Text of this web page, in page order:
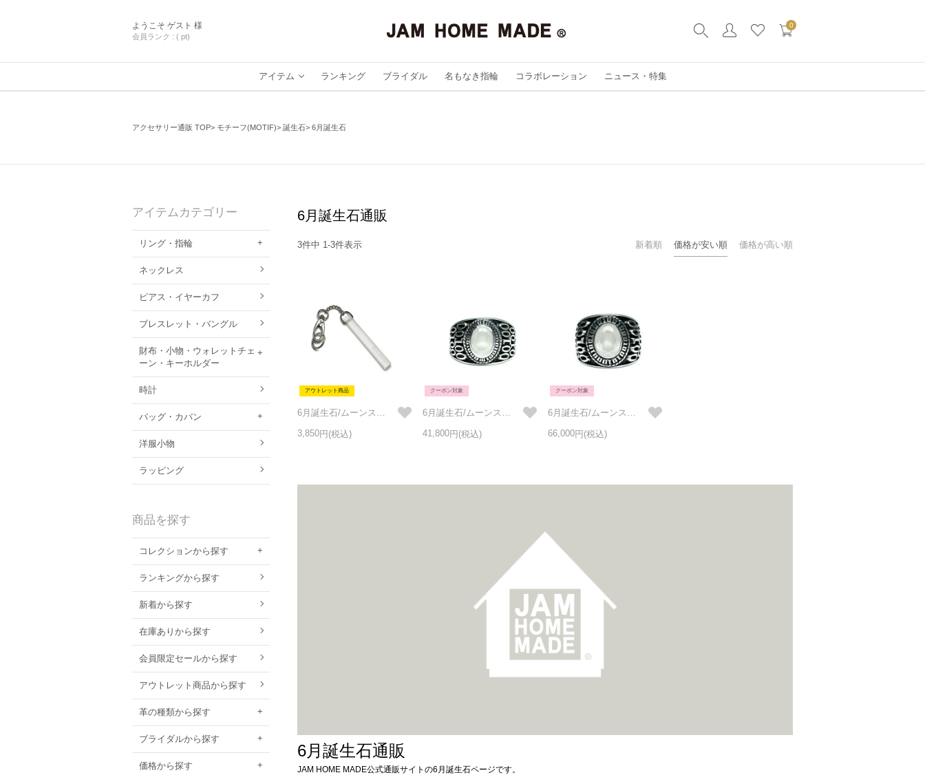
ようこそ ゲスト 様
会員ランク : ( pt)
0
アイテム ランキング ブライダル 名もなき指輪 コラボレーション ニュース・特集
アクセサリー通販 TOP モチーフ(MOTIF) 誕生石 6月誕生石
アイテムカテゴリー
リング・指輪
ネックレス
ピアス・イヤーカフ
ブレスレット・バングル
財布・小物・ウォレットチェ
ーン・キーホルダー
時計
バッグ・カバン
洋服小物
ラッピング
商品を探す
コレクションから探す
ランキングから探す
新着から探す
在庫ありから探す
会員限定セールから探す
アウトレット商品から探す
革の種類から探す
ブライダルから探す
価格から探す
6月誕生石通販
価格が安い順 価格が高い順
新着順
3件中 1-3件表示
アウトレット商品
6月誕生石/ムーンストーンホテルキーホルダー・キーチェーンS/カラビナタイプ
3,850
クーポン対象
6月誕生石/ムーンストーン0010ハイブリッドカレッジリングS/指輪
41,800
クーポン対象
6月誕生石/ムーンストーン0010ハイブリッドカレッジリングM/指輪
66,000
6月誕生石通販
JAM HOME MADE公式通販サイトの6月誕生石ページです。